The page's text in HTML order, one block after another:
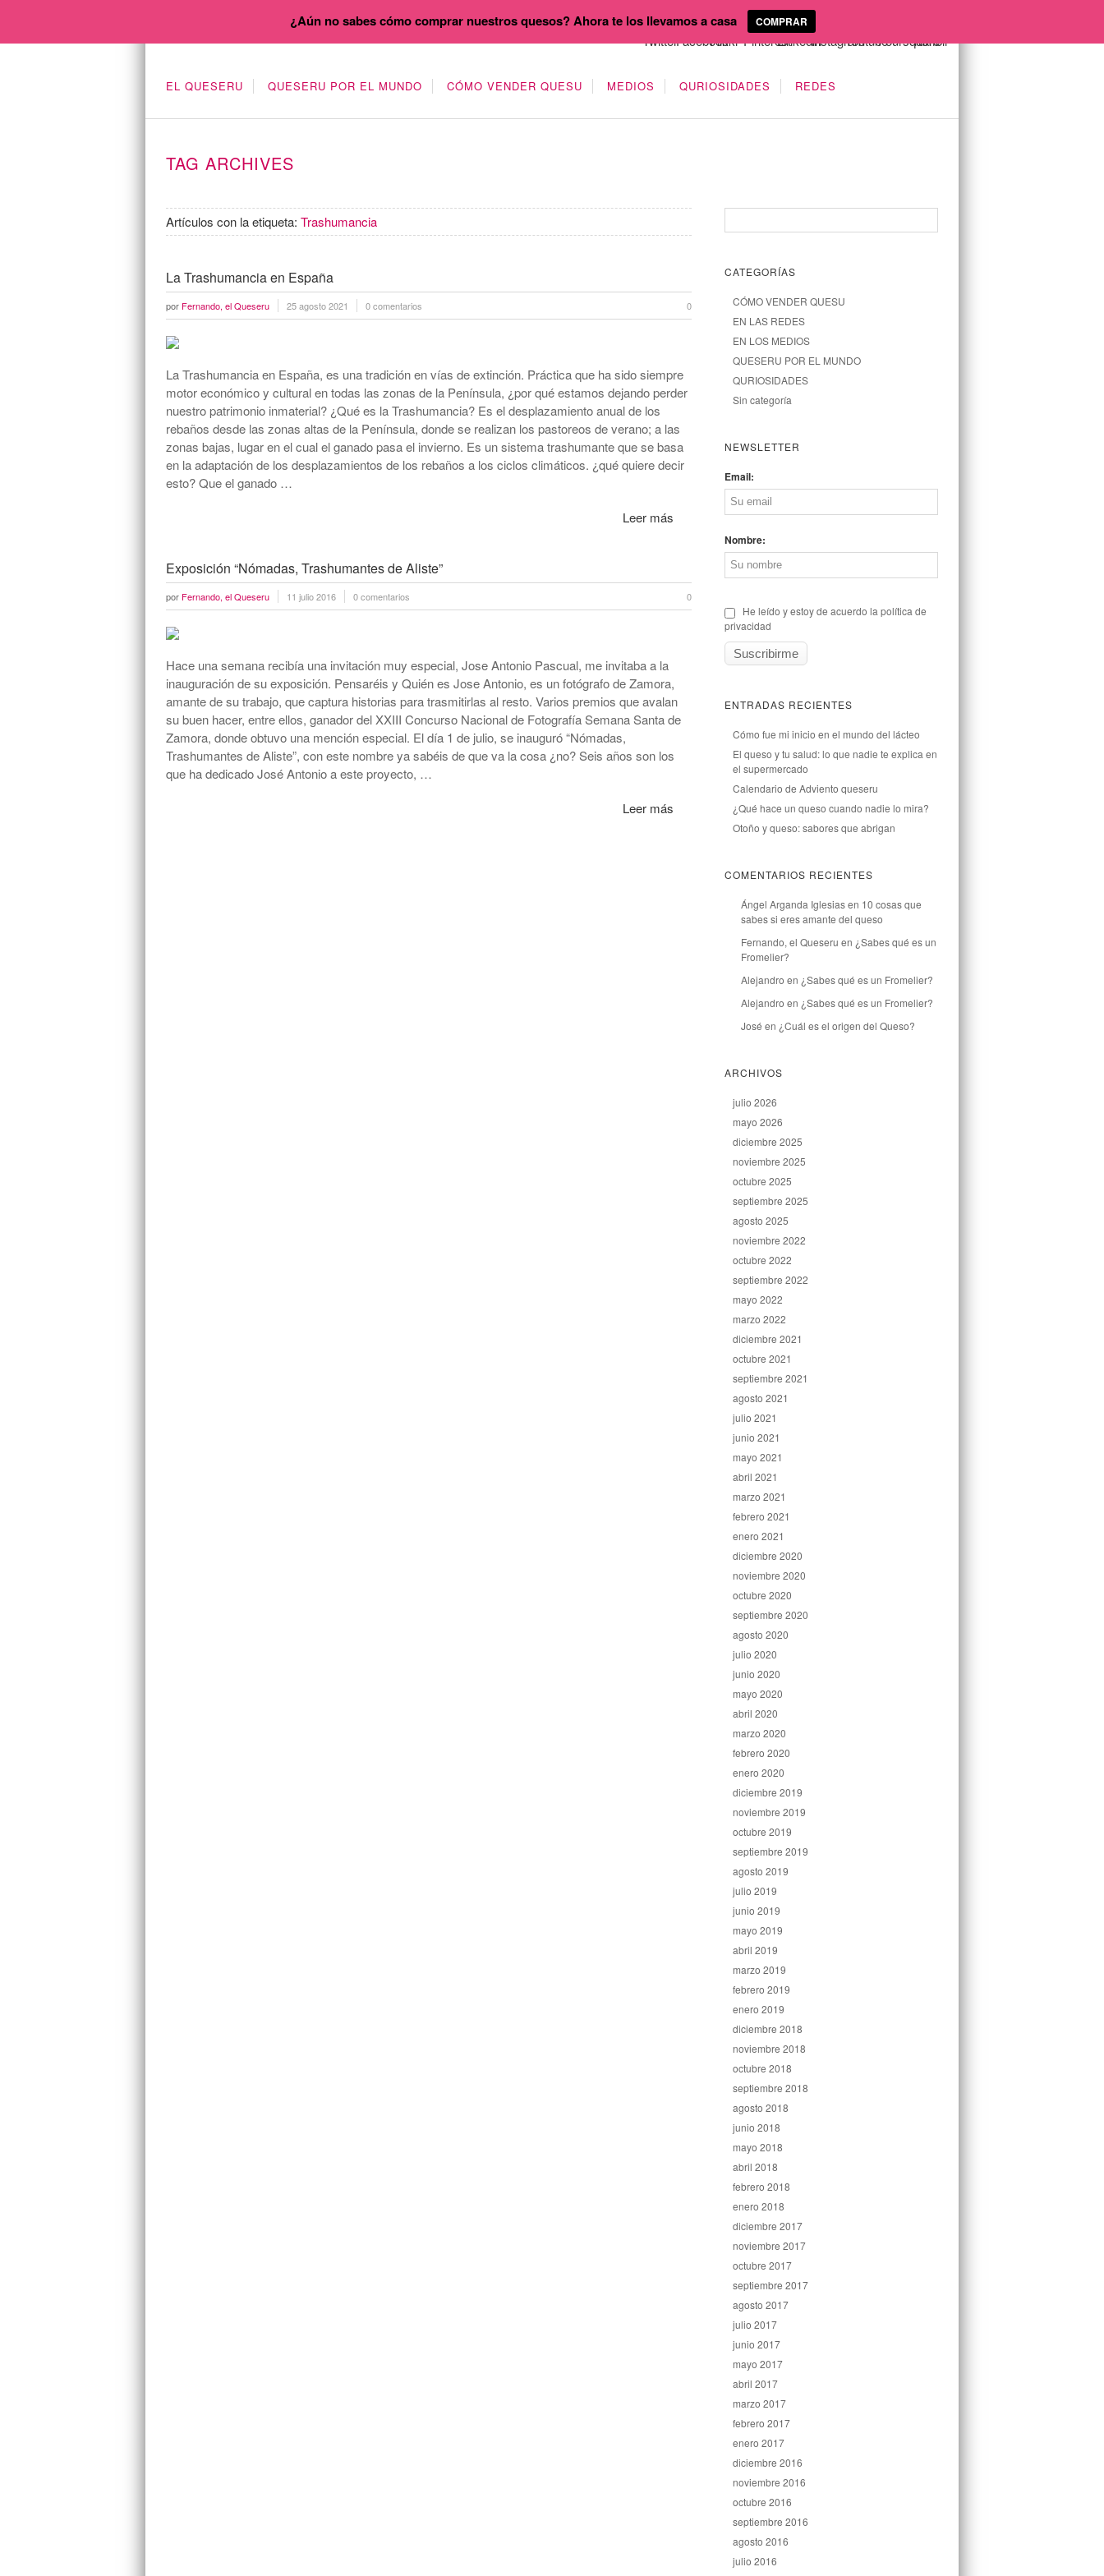
EL QUESERU QUESERU POR EL MUNDO CÓMO VENDER QUESU MEDIOS QURIOSIDADES REDES
TAG ARCHIVES
Artículos con la etiqueta: Trashumancia
La Trashumancia en España
por Fernando, el Queseru 25 agosto 2021 0 comentarios 0
La Trashumancia en España, es una tradición en vías de extinción. Práctica que ha sido siempre
motor económico y cultural en todas las zonas de la Península, ¿por qué estamos dejando perder
nuestro patrimonio inmaterial? ¿Qué es la Trashumancia? Es el desplazamiento anual de los
rebaños desde las zonas altas de la Península, donde se realizan los pastoreos de verano; a las
zonas bajas, lugar en el cual el ganado pasa el invierno. Es un sistema trashumante que se basa
en la adaptación de los desplazamientos de los rebaños a los ciclos climáticos. ¿qué quiere decir
esto? Que el ganado …
Leer más
Exposición “Nómadas, Trashumantes de Aliste”
por Fernando, el Queseru 11 julio 2016 0 comentarios 0
Hace una semana recibía una invitación muy especial, Jose Antonio Pascual, me invitaba a la
inauguración de su exposición. Pensaréis y Quién es Jose Antonio, es un fotógrafo de Zamora,
amante de su trabajo, que captura historias para trasmitirlas al resto. Varios premios que avalan
su buen hacer, entre ellos, ganador del XXIII Concurso Nacional de Fotografía Semana Santa de
Zamora, donde obtuvo una mención especial. El día 1 de julio, se inauguró “Nómadas,
Trashumantes de Aliste”, con este nombre ya sabéis de que va la cosa ¿no? Seis años son los
que ha dedicado José Antonio a este proyecto, …
Leer más
CATEGORÍAS
CÓMO VENDER QUESU
EN LAS REDES
EN LOS MEDIOS
QUESERU POR EL MUNDO
QURIOSIDADES
Sin categoría
NEWSLETTER
Email:
Nombre:
He leído y estoy de acuerdo la política de
privacidad
ENTRADAS RECIENTES
Cómo fue mi inicio en el mundo del lácteo
El queso y tu salud: lo que nadie te explica en
el supermercado
Calendario de Adviento queseru
¿Qué hace un queso cuando nadie lo mira?
Otoño y queso: sabores que abrigan
COMENTARIOS RECIENTES
Ángel Arganda Iglesiasen 10 cosas que
sabes si eres amante del queso
Fernando, el Queseru en ¿Sabes qué es un
Fromelier?
Alejandro en ¿Sabes qué es un Fromelier?
Alejandro en ¿Sabes qué es un Fromelier?
José en ¿Cuál es el origen del Queso?
ARCHIVOS
julio 2026
mayo 2026
diciembre 2025
noviembre 2025
octubre 2025
septiembre 2025
agosto 2025
noviembre 2022
octubre 2022
septiembre 2022
mayo 2022
marzo 2022
diciembre 2021
octubre 2021
septiembre 2021
agosto 2021
julio 2021
junio 2021
mayo 2021
abril 2021
marzo 2021
febrero 2021
enero 2021
diciembre 2020
noviembre 2020
octubre 2020
septiembre 2020
agosto 2020
julio 2020
junio 2020
mayo 2020
abril 2020
marzo 2020
febrero 2020
enero 2020
diciembre 2019
noviembre 2019
octubre 2019
septiembre 2019
agosto 2019
julio 2019
junio 2019
mayo 2019
abril 2019
marzo 2019
febrero 2019
enero 2019
diciembre 2018
noviembre 2018
octubre 2018
septiembre 2018
agosto 2018
junio 2018
mayo 2018
abril 2018
febrero 2018
enero 2018
diciembre 2017
noviembre 2017
octubre 2017
septiembre 2017
agosto 2017
julio 2017
junio 2017
mayo 2017
abril 2017
marzo 2017
febrero 2017
enero 2017
diciembre 2016
noviembre 2016
octubre 2016
septiembre 2016
agosto 2016
julio 2016
¿Aún no sabes cómo comprar nuestros quesos? Ahora te los llevamos a casa COMPRAR